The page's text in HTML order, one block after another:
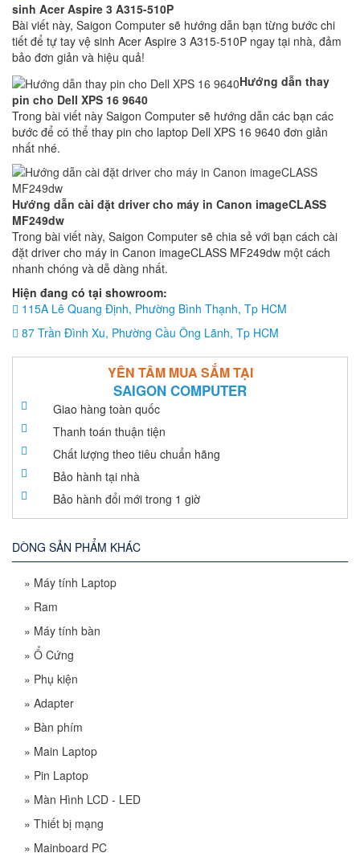
sinh Acer Aspire 3 A315-510P
Bài viết này, Saigon Computer sẽ hướng dẫn bạn từng bước chi
tiết để tự tay vệ sinh Acer Aspire 3 A315-510P ngay tại nhà, đảm
bảo đơn giản và hiệu quả!
Hướng dẫn thay
pin cho Dell XPS 16 9640
Trong bài viết này Saigon Computer sẽ hướng dẫn các bạn các
bước để có thể thay pin cho laptop Dell XPS 16 9640 đơn giản
nhất nhé.
Hướng dẫn cài đặt driver cho máy in Canon imageCLASS
MF249dw
Trong bài viết này, Saigon Computer sẽ chia sẻ với bạn cách cài
đặt driver cho máy in Canon imageCLASS MF249dw một cách
nhanh chóng và dễ dàng nhất.
Hiện đang có tại showroom:
115A Lê Quang Định, Phường Bình Thạnh, Tp HCM
87 Trần Đình Xu, Phường Cầu Ông Lãnh, Tp HCM
YÊN TÂM MUA SẮM TẠI
SAIGON COMPUTER
Giao hàng toàn quốc
Thanh toán thuận tiện
Chất lượng theo tiêu chuẩn hãng
Bảo hành tại nhà
Bảo hành đổi mới trong 1 giờ
DÒNG SẢN PHẨM KHÁC
» Máy tính Laptop
» Ram
» Máy tính bàn
» Ổ Cứng
» Phụ kiện
» Adapter
» Bàn phím
» Main Laptop
» Pin Laptop
» Màn Hình LCD - LED
» Thiết bị mạng
» Mainboard PC